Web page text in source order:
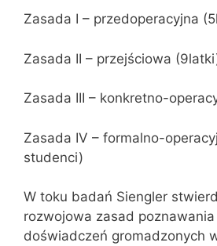
Zasada I – przedoperacyjna
Zasada II – przejściowa
Zasada III – konkretno-
Zasada IV – formalno-
studenci)
W toku badań Siengler
rozwojowa zasad
doświadczeń gromadzonych